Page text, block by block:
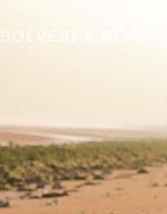
SOLVEIG & RONAN